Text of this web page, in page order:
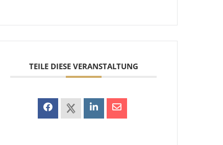
TEILE DIESE VERANSTALTUNG